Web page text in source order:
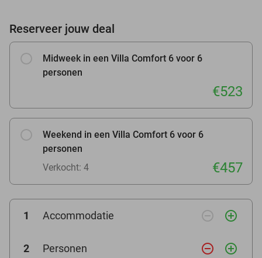
Reserveer jouw deal
Midweek in een Villa Comfort 6 voor 6
personen
€523
Weekend in een Villa Comfort 6 voor 6
personen
Verkocht: 4
€457
1 Accommodatie remove_circle_outline add_circle_outline
2 Personen remove_circle_outline add_circle_outline